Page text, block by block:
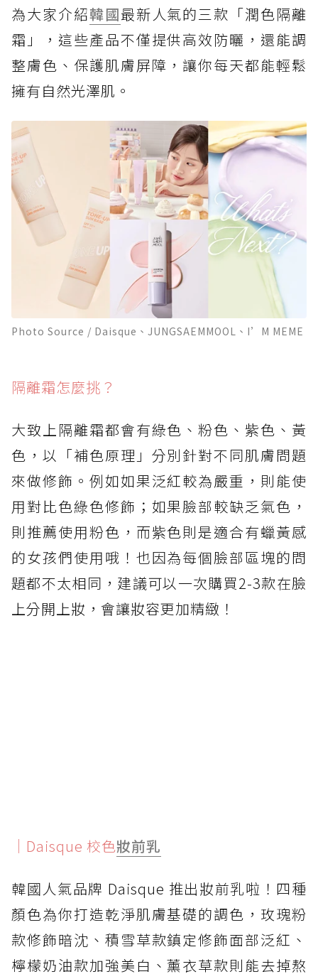
為大家介紹韓國最新人氣的三款「潤色隔離
霜」，這些產品不僅提供高效防曬，還能調
整膚色、保護肌膚屏障，讓你每天都能輕鬆
擁有自然光澤肌。
Photo Source / Daisque、JUNGSAEMMOOL、I’M MEME
隔離霜怎麼挑？
大致上隔離霜都會有綠色、粉色、紫色、黃
色，以「補色原理」分別針對不同肌膚問題
來做修飾。例如如果泛紅較為嚴重，則能使
用對比色綠色修飾；如果臉部較缺乏氣色，
則推薦使用粉色，而紫色則是適合有蠟黃感
的女孩們使用哦！也因為每個臉部區塊的問
題都不太相同，建議可以一次購買2-3款在臉
上分開上妝，會讓妝容更加精緻！
｜Daisque 校色妝前乳
韓國人氣品牌 Daisque 推出妝前乳啦！四種
顏色為你打造乾淨肌膚基礎的調色，玫瑰粉
款修飾暗沈、積雪草款鎮定修飾面部泛紅、
檸檬奶油款加強美白、薰衣草款則能去掉熬